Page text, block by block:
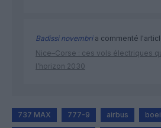
Badissi novembria commenté
Nice–Corse : ces vols électriques
l’horizon 2030
737 MAX 777-9 airbus